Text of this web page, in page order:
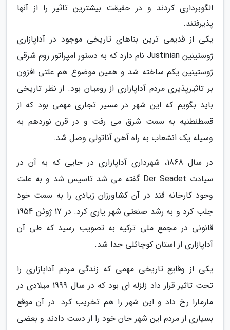
الگوبرداری کردند و در حقیقت بیشترین تاثیر را از آنها
پذیرفتند.
یکی از قدیمی ترین بناهای تاریخی موجود در آداپازاری
ژوستینین Justinian نام دارد که به دستور امپراتور روم شرقی
ژوستینین یکم ساخته شد و همین موضوع هم علتی افزون
بر تاثیرپذیری مردم آداپازاری از رومیان بود. از نظر تاریخی
باید بگویم که این شهر در مسیر تجاری مهمی بود که از
قسطنطنیه به سمت شرق می رفت و در قرن نوزدهم به
وسیله یک انشعاب به راه آهن آناتولی وصل شد.
در سال 1868، شهرداری آداپازاری در جایی که به آن در
سیادت Der Seadet گفته می شد تاسیس شد و به علت
وجود کارخانه قند در آن کشاورزان زیادی را به سمت خود
جلب کرد و به رشد صنعتی شهر یاری کرد. در 17 ژوئن 1954
قانونی در مجمع ملی ترکیه به تصویب رسید که طی آن
آداپازاری از استان کوچائلی جدا شد.
یکی از وقایع تاریخی مهمی که زندگی مردم آداپازاری را
تحت تاثیر قرار داد زلزله ای بود که در سال 1999 میلادی در
مارمارا رخ داد و این شهر را هم تخریب کرد. در آن موقع
بسیاری از مردم این شهر جان خود را از دست دادند و بعضی